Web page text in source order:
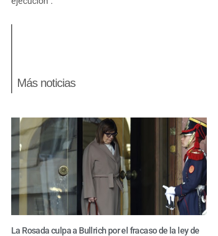
Más noticias
La Rosada culpa a Bullrich por el fracaso de la ley de